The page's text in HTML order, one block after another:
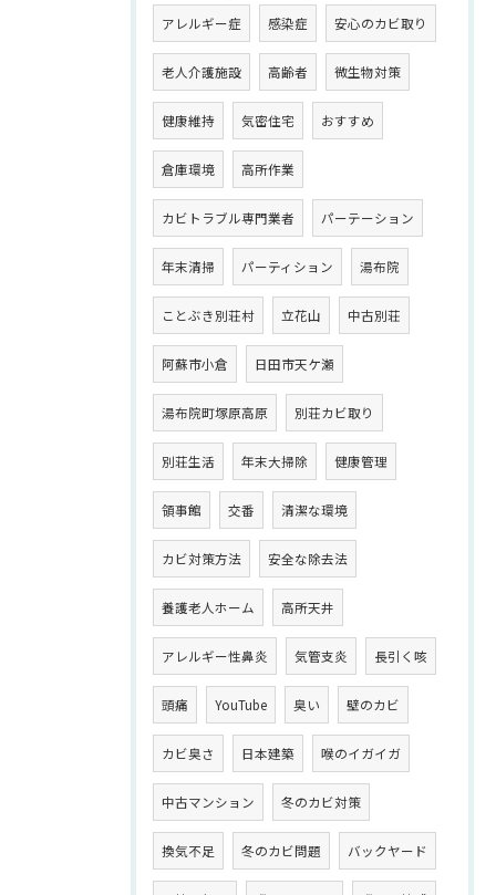
アレルギー症 感染症 安心のカビ取り
老人介護施設 高齢者 微生物対策
健康維持 気密住宅 おすすめ
倉庫環境 高所作業
カビトラブル専門業者 パーテーション
年末清掃 パーティション 湯布院
ことぶき別荘村 立花山 中古別荘
阿蘇市小倉 日田市天ケ瀬
湯布院町塚原高原 別荘カビ取り
別荘生活 年末大掃除 健康管理
領事館 交番 清潔な環境
カビ対策方法 安全な除去法
養護老人ホーム 高所天井
アレルギー性鼻炎 気管支炎 長引く咳
頭痛 YouTube 臭い 壁のカビ
カビ臭さ 日本建築 喉のイガイガ
中古マンション 冬のカビ対策
換気不足 冬のカビ問題 バックヤード